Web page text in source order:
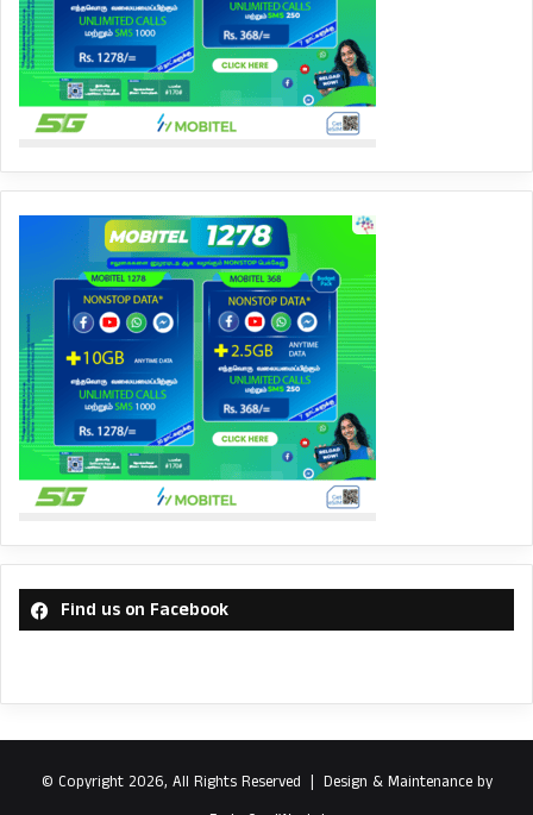
Find us on Facebook
© Copyright 2026, All Rights Reserved | Design & Maintenance by